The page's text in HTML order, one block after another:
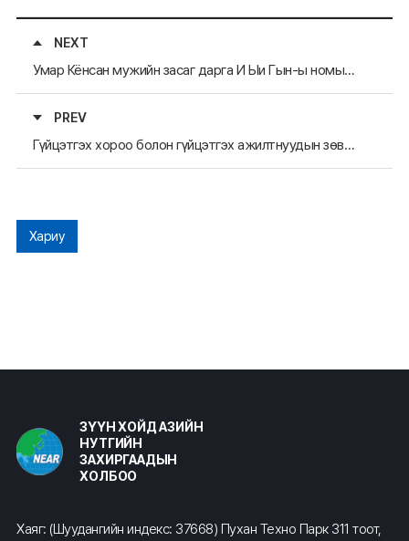
NEXT
Умар Кёнсан мужийн засаг дарга И Ыи Гын-ы номын баяр
PREV
Гүйцэтгэх хороо болон гүйцэтгэх ажилтнуудын зөвлөгөөн
Хариу
ЗҮҮН ХОЙД АЗИЙН
НУТГИЙН
ЗАХИРГААДЫН
ХОЛБОО
Хаяг: (Шуудангийн индекс: 37668) Пухан Техно Парк 311 тоот,